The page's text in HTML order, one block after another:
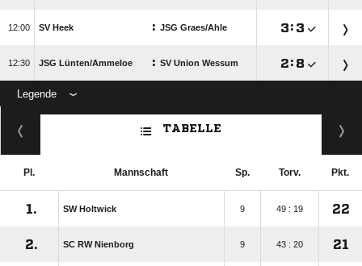
 SV Heek : JSG Graes/​Ahle : 
 JSG Lünten/​Ammeloe : SV Union Wessum : 
Legende
ANZEIGE
TABELLE
Pl. Mannschaft Sp. Torv. Pkt.
1. SW Holtwick 9 49 : 19 22
2. SC RW Nienborg 9 43 : 20 21